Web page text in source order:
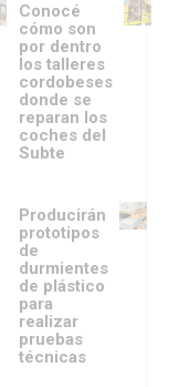
Conocé
cómo son
por dentro
los talleres
cordobeses
donde se
reparan los
coches del
Subte
Producirán
prototipos
de
durmientes
de plástico
para
realizar
pruebas
técnicas